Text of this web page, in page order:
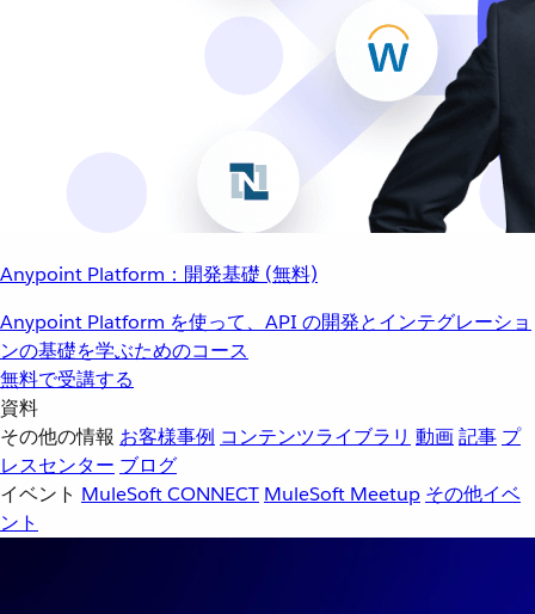
Anypoint Platform：開発基礎 (無料)
Anypoint Platform を使って、API の開発とインテグレーショ
ンの基礎を学ぶためのコース
無料で受講する
資料
その他の情報 お客様事例 コンテンツライブラリ 動画記事 プ
レスセンター ブログ
イベント MuleSoft CONNECT MuleSoft Meetup その他イベ
ント